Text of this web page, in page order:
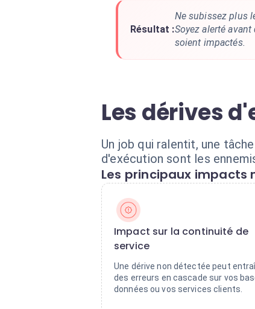
Résultat :
Ne subissez plus
Soyez alerté
soient impactés.
Les dérives
Un job qui ralentit, une
d'exécution sont les
Les principaux impacts
Impact sur la continuité de
service
Une dérive non détectée peut
des erreurs en cascade sur vos
données ou vos services clients.